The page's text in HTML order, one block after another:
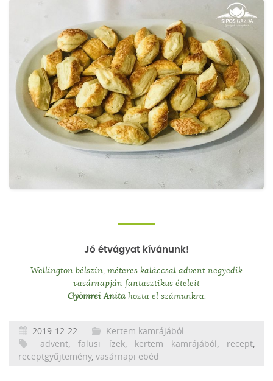
Jó étvágyat kívánunk!
Wellington bélszín, méteres kaláccsal advent negyedik
vasárnapján fantasztikus ételeit
Gyömrei Anitahozta el számunkra.
2019-12-22
Kertem kamrájából
advent,falusi ízek, kertem kamrájából, recept,
receptgyűjtemény, vasárnapi ebéd